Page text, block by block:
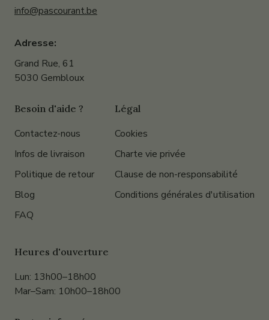
info@pascourant.be
Adresse:
Grand Rue, 61
5030 Gembloux
Besoin d'aide ?
Contactez-nous
Infos de livraison
Politique de retour
Blog
FAQ
Légal
Cookies
Charte vie privée
Clause de non-responsabilité
Conditions générales d'utilisation
Heures d'ouverture
Lun: 13h00–18h00
Mar–Sam: 10h00–18h00